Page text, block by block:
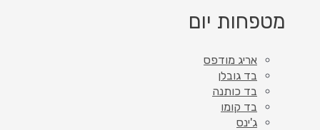
מטפחות יום
אריג מודפס
בד גובלן
בד כותנה
בד קומו
ג'ינס